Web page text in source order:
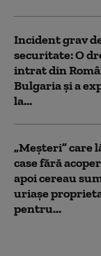
Incident grav
securitate: O
intrat din
Bulgaria şi a
la...
„Meșteri” care
case fără
apoi cereau
uriașe
pentru...